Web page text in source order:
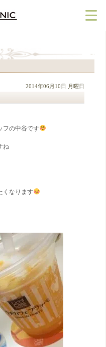
お気軽に
2014年06月10日 月曜日
フの中谷です
ね
くなります